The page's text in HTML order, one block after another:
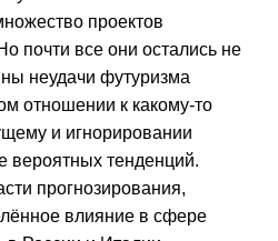
проектов
почти все они остались не
неудачи футуризма
отношении к какому-то
и игнорировании
вероятных тенденций.
прогнозирования,
влияние в сфере